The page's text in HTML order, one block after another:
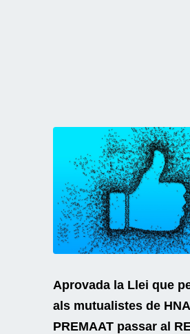
Aprovada la Llei que
als mutualistes de
PREMAAT passar al